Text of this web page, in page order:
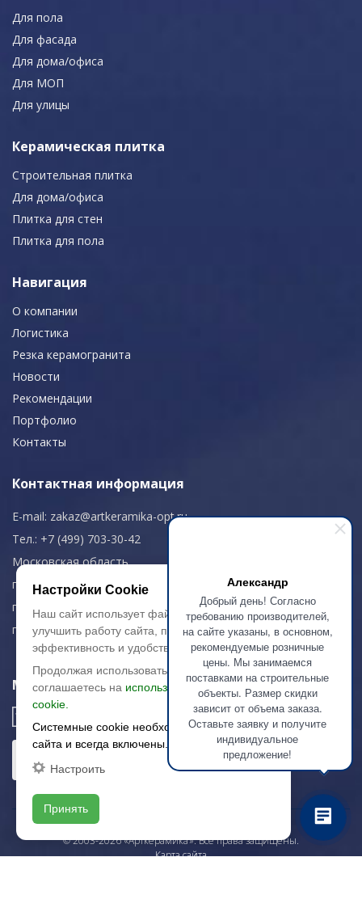
Александр
Добрый день! Согласно
требованию производителей,
на сайте указаны, в основном,
рекомендуемые розничные
цены. Мы занимаемся
поставками на строительные
объекты. Размер скидки
зависит от объема заказа.
Оставьте заявку и получите
индивидуальное
предложение!
Для пола
Для фасада
Для дома/офиса
Для МОП
Для улицы
Керамическая плитка
Строительная плитка
Для дома/офиса
Плитка для стен
Плитка для пола
Навигация
О компании
Логистика
Резка керамогранита
Новости
Рекомендации
Портфолио
Контакты
Контактная информация
E-mail: zakaz@artkeramika-opt.ru
Тел.: +7 (499) 703-30-42
Московская область,
г. Красногорск
пн-чт: 09.00-18.00
пт: 09.00-17.00
Мы в соц. сетях
© 2003-2026 «Арткерамика». Все права защищены.
Карта сайта
Настройки Cookie
Наш сайт использует файлы cookie, чтобы
улучшить работу сайта, повысить его
эффективность и удобство.
Продолжая использовать сайт, вы
соглашаетесь на использование файлов
cookie.
Системные cookie необходимы для работы
сайта и всегда включены.
Настроить
Принять